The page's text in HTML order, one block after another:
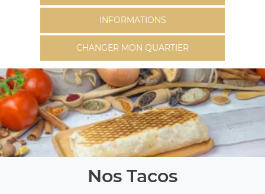
INFORMATIONS
CHANGER MON QUARTIER
Nos Tacos